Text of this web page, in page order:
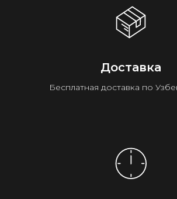
Доставка
Бесплатная доставка по